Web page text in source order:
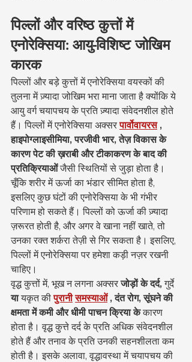
पिल्लों और वरिष्ठ कुत्तों में
एनोरेक्सिया: आयु-विशिष्ट जोखिम
कारक
पिल्लों और बड़े कुत्तों में एनोरेक्सिया वयस्कों की
तुलना में ज़्यादा जोखिम भरा माना जाता है क्योंकि ये
आयु वर्ग चयापचय के प्रति ज़्यादा संवेदनशील होते
हैं। पिल्लों में एनोरेक्सिया अक्सर पार्वोवायरस ,
हाइपोग्लाइसीमिया, परजीवी भार, तेज़ विकास के
कारण पेट की ख़राबी और टीकाकरण के बाद की
प्रतिक्रियाओं जैसी स्थितियों से जुड़ा होता है।
चूँकि शरीर में ऊर्जा का भंडार सीमित होता है,
इसलिए कुछ घंटों की एनोरेक्सिया के भी गंभीर
परिणाम हो सकते हैं। पिल्लों को ऊर्जा की ज़्यादा
ज़रूरत होती है, और अगर वे खाना नहीं खाते, तो
उनका रक्त शर्करा तेज़ी से गिर सकता है। इसलिए,
पिल्लों में एनोरेक्सिया पर हमेशा कड़ी नज़र रखनी
चाहिए।
वृद्ध कुत्तों में, भूख न लगना अक्सर जोड़ों के दर्द, गुर्दे
या यकृत की पुरानी समस्याओं , दंत रोग, सूंघने की
क्षमता में कमी और धीमी पाचन क्रिया के कारण
होता है। वृद्ध कुत्ते दर्द के प्रति अधिक संवेदनशील
होते हैं और तनाव के प्रति उनकी सहनशीलता कम
होती है। इसके अलावा, वृद्धावस्था में चयापचय की